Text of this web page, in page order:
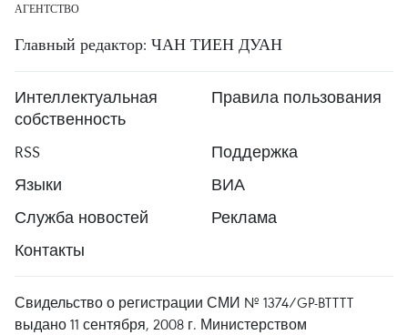
АГЕНТСТВО
Главный редактор: ЧАН ТИЕН ДУАН
Интеллектуальная
собственность
Правила пользования
RSS
Поддержка
Языки
ВИА
Служба новостей
Реклама
Контакты
Свидельство о регистрации СМИ № 1374/GP-BTTTT
выдано 11 сентября, 2008 г. Министерством